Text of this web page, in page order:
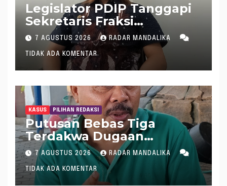
Legislator PDIP Tanggapi
Sekretaris Fraksi
Demokrat : WTP Bukan
Tameng Menolak Audit
Dana Pergeseran BTT Rp
484 Miliar
7 AGUSTUS 2026 RADAR MANDALIKA
TIDAK ADA KOMENTAR
KASUS PILIHAN REDAKSI
Putusan Bebas Tiga
Terdakwa Dugaan
Gratifikasi Dana “Siluman”
DPRD NTB, Najamudin
Sebut Putusan Hakim
7 AGUSTUS 2026 RADAR MANDALIKA
TIDAK ADA KOMENTAR